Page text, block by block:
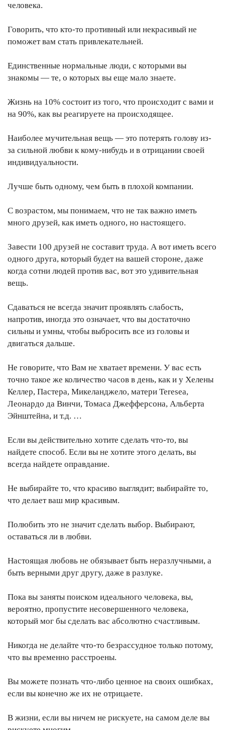
человека.
Говорить, что кто-то противный или некрасивый не
поможет вам стать привлекательней.
Единственные нормальные люди, с которыми вы
знакомы — те, о которых вы еще мало знаете.
Жизнь на 10% состоит из того, что происходит с вами и
на 90%, как вы реагируете на происходящее.
Наиболее мучительная вещь — это потерять голову из-
за сильной любви к кому-нибудь и в отрицании своей
индивидуальности.
Лучше быть одному, чем быть в плохой компании.
С возрастом, мы понимаем, что не так важно иметь
много друзей, как иметь одного, но настоящего.
Завести 100 друзей не составит труда. А вот иметь всего
одного друга, который будет на вашей стороне, даже
когда сотни людей против вас, вот это удивительная
вещь.
Сдаваться не всегда значит проявлять слабость,
напротив, иногда это означает, что вы достаточно
сильны и умны, чтобы выбросить все из головы и
двигаться дальше.
Не говорите, что Вам не хватает времени. У вас есть
точно такое же количество часов в день, как и у Хелены
Келлер, Пастера, Микеланджело, матери Teresea,
Леонардо да Винчи, Томаса Джефферсона, Альберта
Эйнштейна, и т.д. …
Если вы действительно хотите сделать что-то, вы
найдете способ. Если вы не хотите этого делать, вы
всегда найдете оправдание.
Не выбирайте то, что красиво выглядит; выбирайте то,
что делает ваш мир красивым.
Полюбить это не значит сделать выбор. Выбирают,
оставаться ли в любви.
Настоящая любовь не обязывает быть неразлучными, а
быть верными друг другу, даже в разлуке.
Пока вы заняты поиском идеального человека, вы,
вероятно, пропустите несовершенного человека,
который мог бы сделать вас абсолютно счастливым.
Никогда не делайте что-то безрассудное только потому,
что вы временно расстроены.
Вы можете познать что-либо ценное на своих ошибках,
если вы конечно же их не отрицаете.
В жизни, если вы ничем не рискуете, на самом деле вы